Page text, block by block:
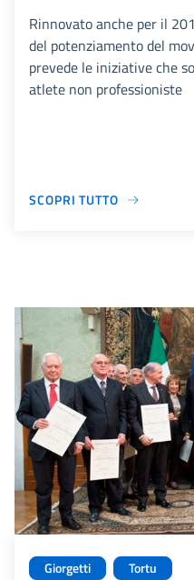
Rinnovato anche per il
del potenziamento del
prevede le iniziative che
atlete non professioniste
SCOPRI TUTTO
Giorgetti
Tortu